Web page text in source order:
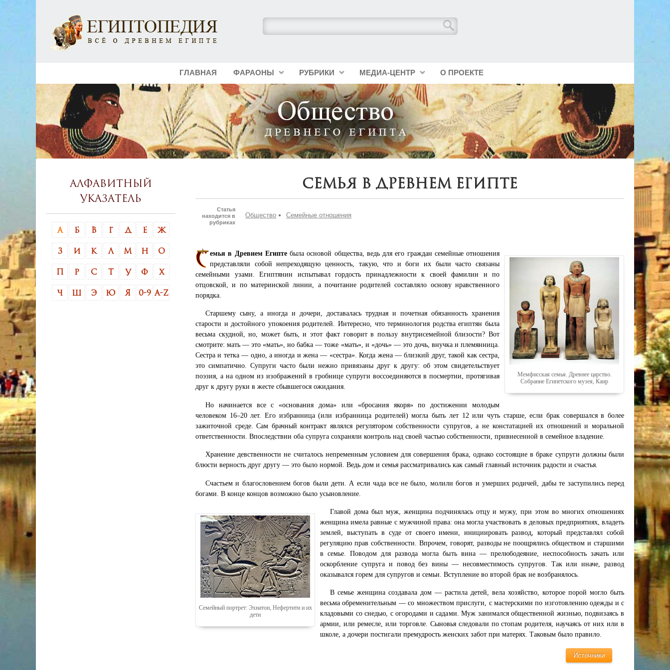
ГЛАВНАЯ ФАРАОНЫ РУБРИКИ МЕДИА-ЦЕНТР О ПРОЕКТЕ
Семья в Древнем Египте
Статья
находится в
рубриках
Общество Семейные отношения
Мемфисская семья. Древнее царство.
Собрание Египетского музея, Каир
емья в Древнем Египтебыла основой общества, ведь для его граждан семейные отношения
представляли собой непреходящую ценность, такую, что и боги их были часто связаны
семейными узами. Египтянин испытывал гордость принадлежности к своей фамилии и по
отцовской, и по материнской линии, а почитание родителей составляло основу нравственного
порядка.
Старшему сыну, а иногда и дочери, доставалась трудная и почетная обязанность хранения
старости и достойного упокоения родителей. Интересно, что терминология родства египтян была
весьма скудной, но, может быть, и этот факт говорит в пользу внутрисемейной близости? Вот
смотрите: мать — это «мать», но бабка — тоже «мать», и «дочь» — это дочь, внучка и племянница.
Сестра и тетка — одно, а иногда и жена — «сестра». Когда жена — близкий друг, такой как сестра,
это симпатично. Супруги часто были нежно привязаны друг к другу: об этом свидетельствует
поэзия, а на одном из изображений в гробнице супруги воссоединяются в посмертии, протягивая
друг к другу руки в жесте сбывшегося ожидания.
Но начинается все с «основания дома» или «бросания якоря» по достижении молодым
человеком 16–20 лет. Его избранница (или избранница родителей) могла быть лет 12 или чуть старше, если брак совершался в более
зажиточной среде. Сам брачный контракт являлся регулятором собственности супругов, а не констатацией их отношений и моральной
ответственности. Впоследствии оба супруга сохраняли контроль над своей частью собственности, привнесенной в семейное владение.
Хранение девственности не считалось непременным условием для совершения брака, однако состоящие в браке супруги должны были
блюсти верность друг другу — это было нормой. Ведь дом и семья рассматривались как самый главный источник радости и счастья.
Счастьем и благословением богов были дети. А если чада все не было, молили богов и умерших родичей, дабы те заступились перед
богами. В конце концов возможно было усыновление.
Семейный портрет: Эхнатон, Нефертити и их
дети
Главой дома был муж, женщина подчинялась отцу и мужу, при этом во многих отношениях
женщина имела равные с мужчиной права: она могла участвовать в деловых предприятиях, владеть
землей, выступать в суде от своего имени, инициировать развод, который представлял собой
регуляцию прав собственности. Впрочем, говорят, разводы не поощрялись обществом и старшими
в семье. Поводом для развода могла быть вина — прелюбодеяние, неспособность зачать или
оскорбление супруга и повод без вины — несовместимость супругов. Так или иначе, развод
оказывался горем для супругов и семьи. Вступление во второй брак не возбранялось.
В семье женщина создавала дом — растила детей, вела хозяйство, которое порой могло быть
весьма обременительным — со множеством прислуги, с мастерскими по изготовлению одежды и с
кладовыми со снедью, с огородами и садами. Муж занимался общественной жизнью, подвизаясь в
армии, или ремесле, или торговле. Сыновья следовали по стопам родителя, научаясь от них или в
школе, а дочери постигали премудрость женских забот при матерях. Таковым было правило.
Источники
Алфавитный
указатель
А Б В Г Д Е Ж
З И К Л М Н О
Р С Т У Ф Х
Ч Э Ю Я 0-9 A-Z